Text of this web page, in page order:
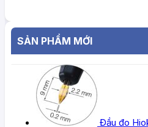
SẢN PHẨM MỚI
Đầu đo